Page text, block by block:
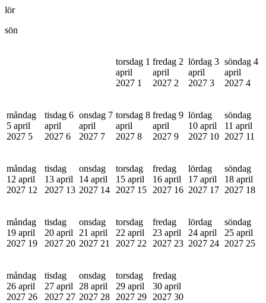
lör
sön
torsdag 1
april
2027 1
fredag 2
april
2027 2
lördag 3
april
2027 3
söndag 4
april
2027 4
måndag
5 april
2027 5
tisdag 6
april
2027 6
onsdag 7
april
2027 7
torsdag 8
april
2027 8
fredag 9
april
2027 9
lördag
10 april
2027 10
söndag
11 april
2027 11
måndag
12 april
2027 12
tisdag
13 april
2027 13
onsdag
14 april
2027 14
torsdag
15 april
2027 15
fredag
16 april
2027 16
lördag
17 april
2027 17
söndag
18 april
2027 18
måndag
19 april
2027 19
tisdag
20 april
2027 20
onsdag
21 april
2027 21
torsdag
22 april
2027 22
fredag
23 april
2027 23
lördag
24 april
2027 24
söndag
25 april
2027 25
måndag
26 april
2027 26
tisdag
27 april
2027 27
onsdag
28 april
2027 28
torsdag
29 april
2027 29
fredag
30 april
2027 30